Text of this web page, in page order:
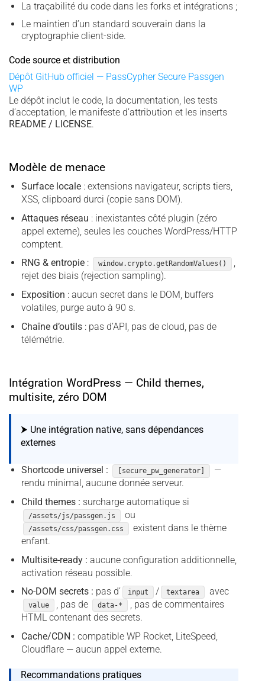
La traçabilité du code dans les forks et intégrations ;
Le maintien d’un standard souverain dans la
cryptographie client-side.
Code source et distribution
Dépôt GitHub officiel — PassCypher Secure Passgen
WP
Le dépôt inclut le code, la documentation, les tests
d’acceptation, le manifeste d’attribution et les inserts
README / LICENSE.
Modèle de menace
Surface locale: extensions navigateur, scripts tiers,
XSS, clipboard durci (copie sans DOM).
Attaques réseau : inexistantes côté plugin (zéro
appel externe), seules les couches WordPress/HTTP
comptent.
RNG & entropie: window.crypto.getRandomValues()
,
rejet des biais (rejection sampling).
Exposition : aucun secret dans le DOM, buffers
volatiles, purge auto à 90 s.
Chaîne d’outils: pas d’API, pas de cloud, pas de
télémétrie.
Intégration WordPress — Child themes,
multisite, zéro DOM
⮞ Une intégration native, sans dépendances
externes
Shortcode universel : [secure_pw_generator]
—
rendu minimal, aucune donnée serveur.
Child themes : surcharge automatique si
/assets/js/passgen.js ou
/assets/css/passgen.css
existent dans le thème
enfant.
Multisite-ready : aucune configuration additionnelle,
activation réseau possible.
No-DOM secrets : pas d’ input / textarea avec
value , pas de data-*
, pas de commentaires
HTML contenant des secrets.
Cache/CDN : compatible WP Rocket, LiteSpeed,
Cloudflare — aucun appel externe.
Recommandations pratiques